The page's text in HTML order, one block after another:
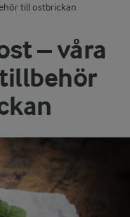
till ostbrickan
– våra